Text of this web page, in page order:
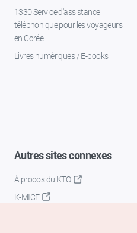
1330 Service d'assistance
téléphonique pour les voyageurs
en Corée
Livres numériques / E-books
Autres sites connexes
À propos du KTO
K-MICE